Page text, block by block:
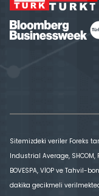
Sitemizdeki veriler Foreks
Industrial Average, SHCOM,
BOVESPA, VİOP ve Tahvil-
dakika gecikmeli